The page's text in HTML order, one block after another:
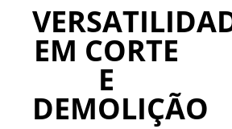
EM CORTE
E
DEMOLIÇÃO